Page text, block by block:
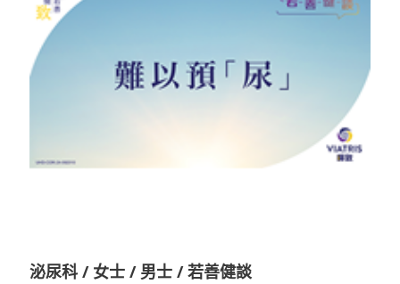
泌尿科 / 女士 / 男士 / 若善健談